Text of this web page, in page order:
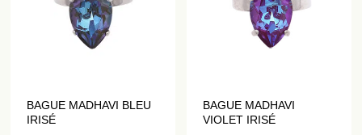
BAGUE MADHAVI BLEU
IRISÉ
BAGUE MADHAVI
VIOLET IRISÉ